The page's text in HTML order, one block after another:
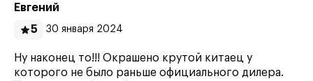
Евгений
5
30 января 2024
Ну наконец то!!! Окрашено крутой китаец у
которого не было раньше официального дилера.